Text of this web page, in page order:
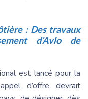
: Des travaux
d’Avlo de
est lancé pour la
d’offre devrait